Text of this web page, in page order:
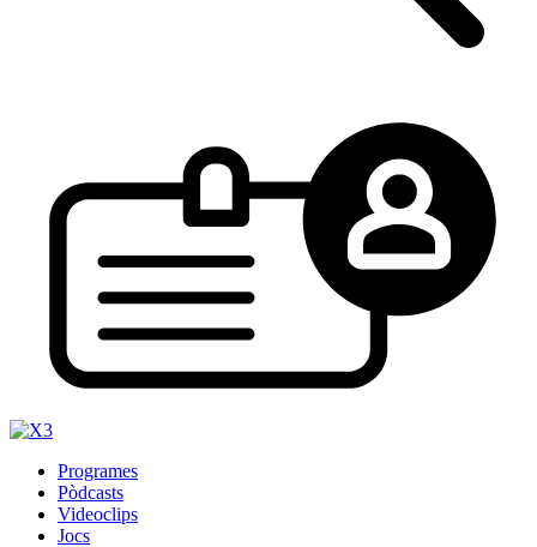
Programes
Pòdcasts
Videoclips
Jocs